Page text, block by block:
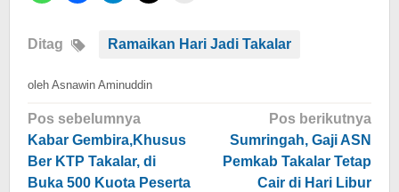
Ditag Ramaikan Hari Jadi Takalar
oleh Asnawin Aminuddin
Navigasi
pos
Pos sebelumnya
Kabar Gembira,Khusus
Ber KTP Takalar, di
Buka 500 Kuota Peserta
Pos berikutnya
Sumringah, Gaji ASN
Pemkab Takalar Tetap
Cair di Hari Libur